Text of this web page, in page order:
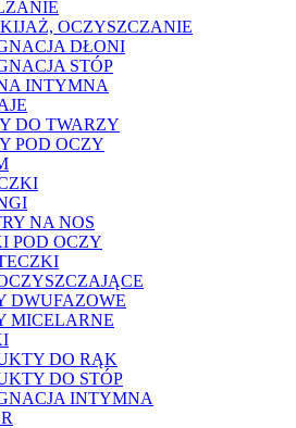
OCZYSZCZANIE
DŁONI
STÓP
INTYMNA
DO TWARZY
POD OCZY
NA NOS
POD OCZY
DWUFAZOWE
MICELARNE
DO RĄK
DO STÓP
INTYMNA